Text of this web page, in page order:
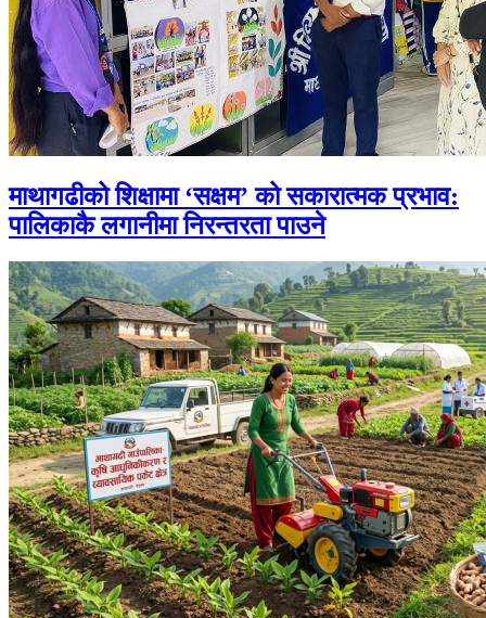
माथागढीको शिक्षामा ‘सक्षम’ को सकारात्मक प्रभाव:
पालिकाकै लगानीमा निरन्तरता पाउने